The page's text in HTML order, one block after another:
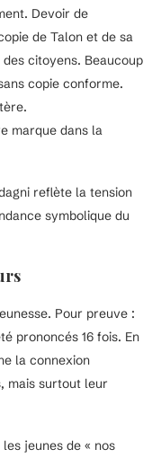
Devoir de
de Talon et de sa
citoyens. Beaucoup
copie conforme.
marque dans la
reflète la tension
symbolique du
Pour preuve :
prononcés 16 fois. En
la connexion
mais surtout leur
jeunes de « nos